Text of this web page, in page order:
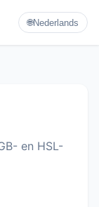
🌐Nederlands
en HSL-